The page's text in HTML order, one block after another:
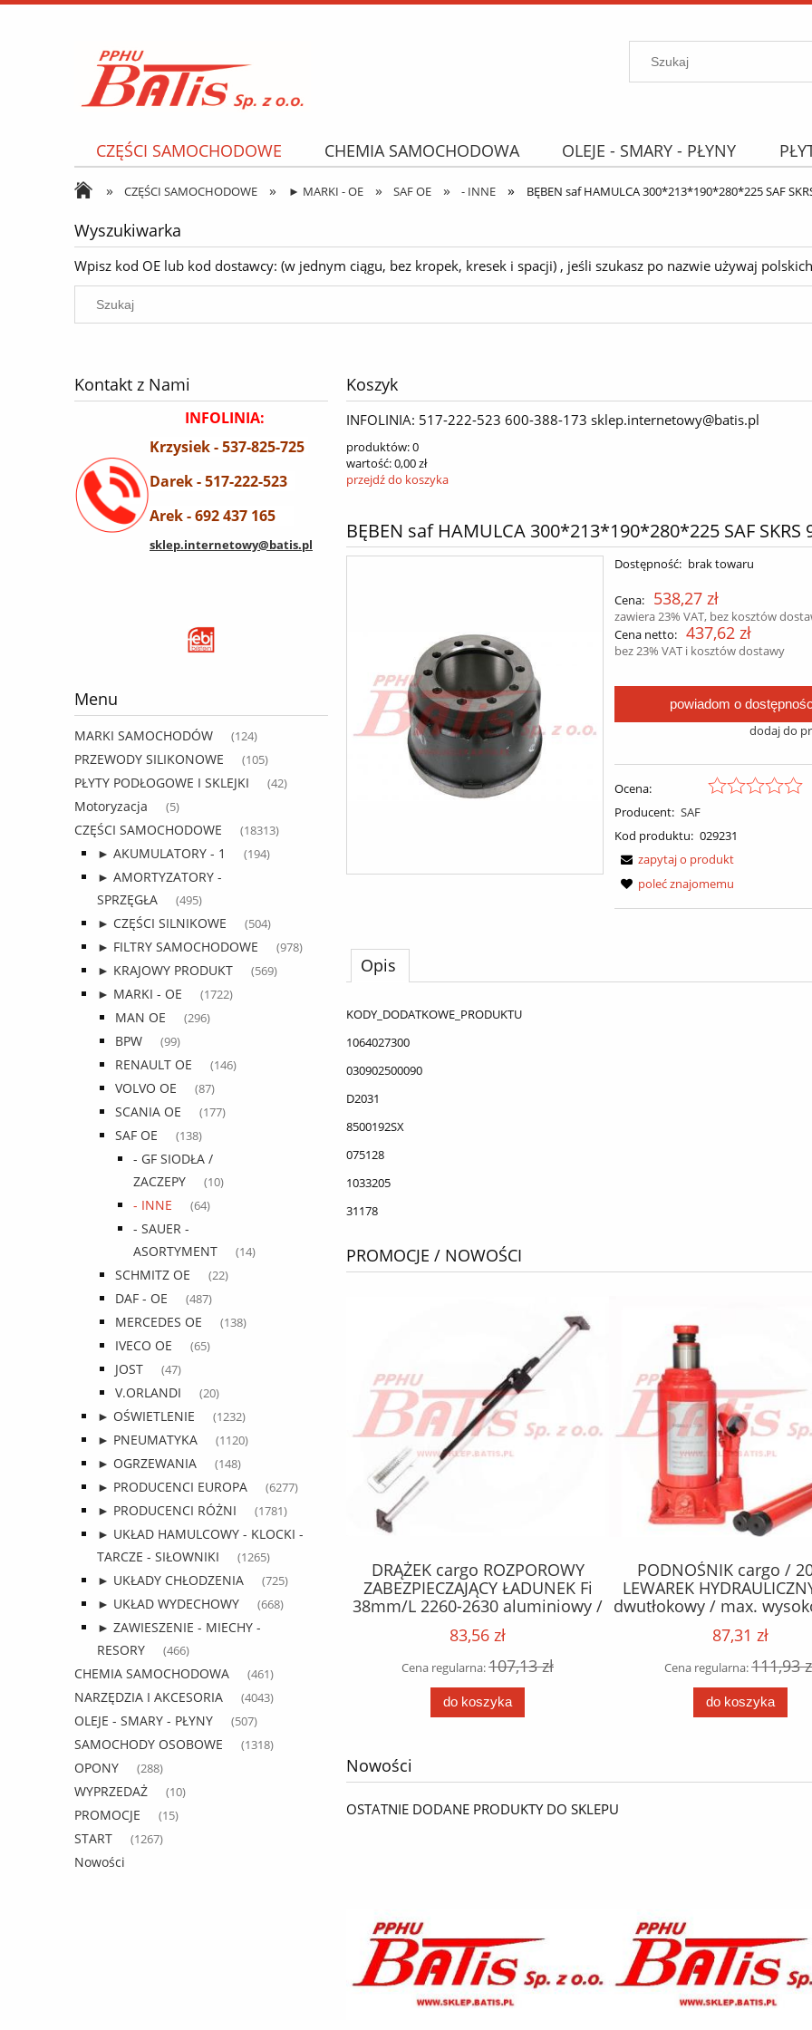
CZĘŚCI SAMOCHODOWE CHEMIA SAMOCHODOWA OLEJE - SMARY - PŁYNY
NARZĘDZIA I AKCESORIA
OPONY PROMOCJE WYPRZEDAŻ Wyszukiwarka
» CZĘŚCI SAMOCHODOWE » ► MARKI - OE » SAF OE » - INNE » BĘBEN saf HAMULCA 300*213*190*280*225 SAF
Wyszukiwarka
Wpisz kod OE lub kod dostawcy: (w jednym ciągu, bez kropek, kresek i spacji) , jeśli szukasz po nazwie używaj
Kontakt z Nami
INFOLINIA:
Krzysiek - 537-825-725
Darek - 517-222-523
Arek - 692 437 165
sklep.internetowy@batis.pl
Menu
MARKI SAMOCHODÓW (124)
PRZEWODY SILIKONOWE (105)
PŁYTY PODŁOGOWE I SKLEJKI (42)
Motoryzacja (5)
CZĘŚCI SAMOCHODOWE (18313)
► AKUMULATORY - 1 (194)
► AMORTYZATORY -
SPRZĘGŁA
(495)
► CZĘŚCI SILNIKOWE (504)
► FILTRY SAMOCHODOWE (978)
► KRAJOWY PRODUKT (569)
► MARKI - OE (1722)
MAN OE (296)
BPW (99)
RENAULT OE (146)
VOLVO OE (87)
SCANIA OE (177)
SAF OE (138)
- GF SIODŁA /
ZACZEPY
(10)
- INNE (64)
- SAUER -
ASORTYMENT
(14)
SCHMITZ OE (22)
DAF - OE (487)
MERCEDES OE (138)
IVECO OE (65)
JOST (47)
V.ORLANDI (20)
► OŚWIETLENIE (1232)
► PNEUMATYKA (1120)
► OGRZEWANIA (148)
► PRODUCENCI EUROPA (6277)
► PRODUCENCI RÓŻNI (1781)
► UKŁAD HAMULCOWY - KLOCKI -
TARCZE - SIŁOWNIKI
(1265)
► UKŁADY CHŁODZENIA (725)
► UKŁAD WYDECHOWY (668)
► ZAWIESZENIE - MIECHY -
RESORY
(466)
CHEMIA SAMOCHODOWA (461)
NARZĘDZIA I AKCESORIA (4043)
OLEJE - SMARY - PŁYNY (507)
SAMOCHODY OSOBOWE (1318)
OPONY (288)
WYPRZEDAŻ (10)
PROMOCJE (15)
START (1267)
Nowości
Koszyk
INFOLINIA: 517-222-523 600-388-173 sklep.internetowy@batis.pl
produktów:0
wartość:0,00 zł
przejdź do koszyka
BĘBEN saf HAMULCA 300*213*190*280*225 SAF SKRS
Dostępność: brak towaru
Cena: 538,27 zł
zawiera 23% VAT, bez kosztów
Cena netto: 437,62 zł
bez 23% VAT i kosztów dostawy
powiadom o
dodaj do
Ocena:
Producent: SAF
Kod produktu: 029231
zapytaj o produkt
poleć znajomemu
Opis
KODY_DODATKOWE_PRODUKTU
1064027300
030902500090
D2031
8500192SX
075128
1033205
31178
PROMOCJE / NOWOŚCI
KPL.KLOCKÓW febi
HAMULCOWYCH 173,6*84*34 MM
MERCEDES ATEGO 712-823
(PRZÓD I TYŁ) OD 98> MAN TGL
OD 2007
246,79 zł
Cena regularna:320,50 zł
do koszyka
DRĄŻEK cargo ROZPOROWY
ZABEZPIECZAJĄCY ŁADUNEK Fi
38mm/L 2260-2630 aluminiowy /
opakowanie 4 szt /
83,56 zł
Cena regularna:107,13 zł
do koszyka
PODNOŚNIK cargo /
LEWAREK
dwutłokowy / max.
mm / opakowanie 2
87,31 zł
Cena regularna:111,93
do koszyka
Nowości
OSTATNIE DODANE PRODUKTY DO SKLEPU